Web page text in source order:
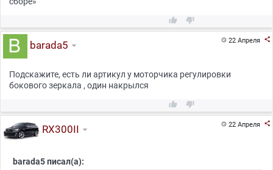
 
22 Апреля 
barada5
Подскажите, есть ли артикул у моторчика регулировки
бокового зеркала , один накрылся
 
22 Апреля 
RX300II
barada5 писал(а):